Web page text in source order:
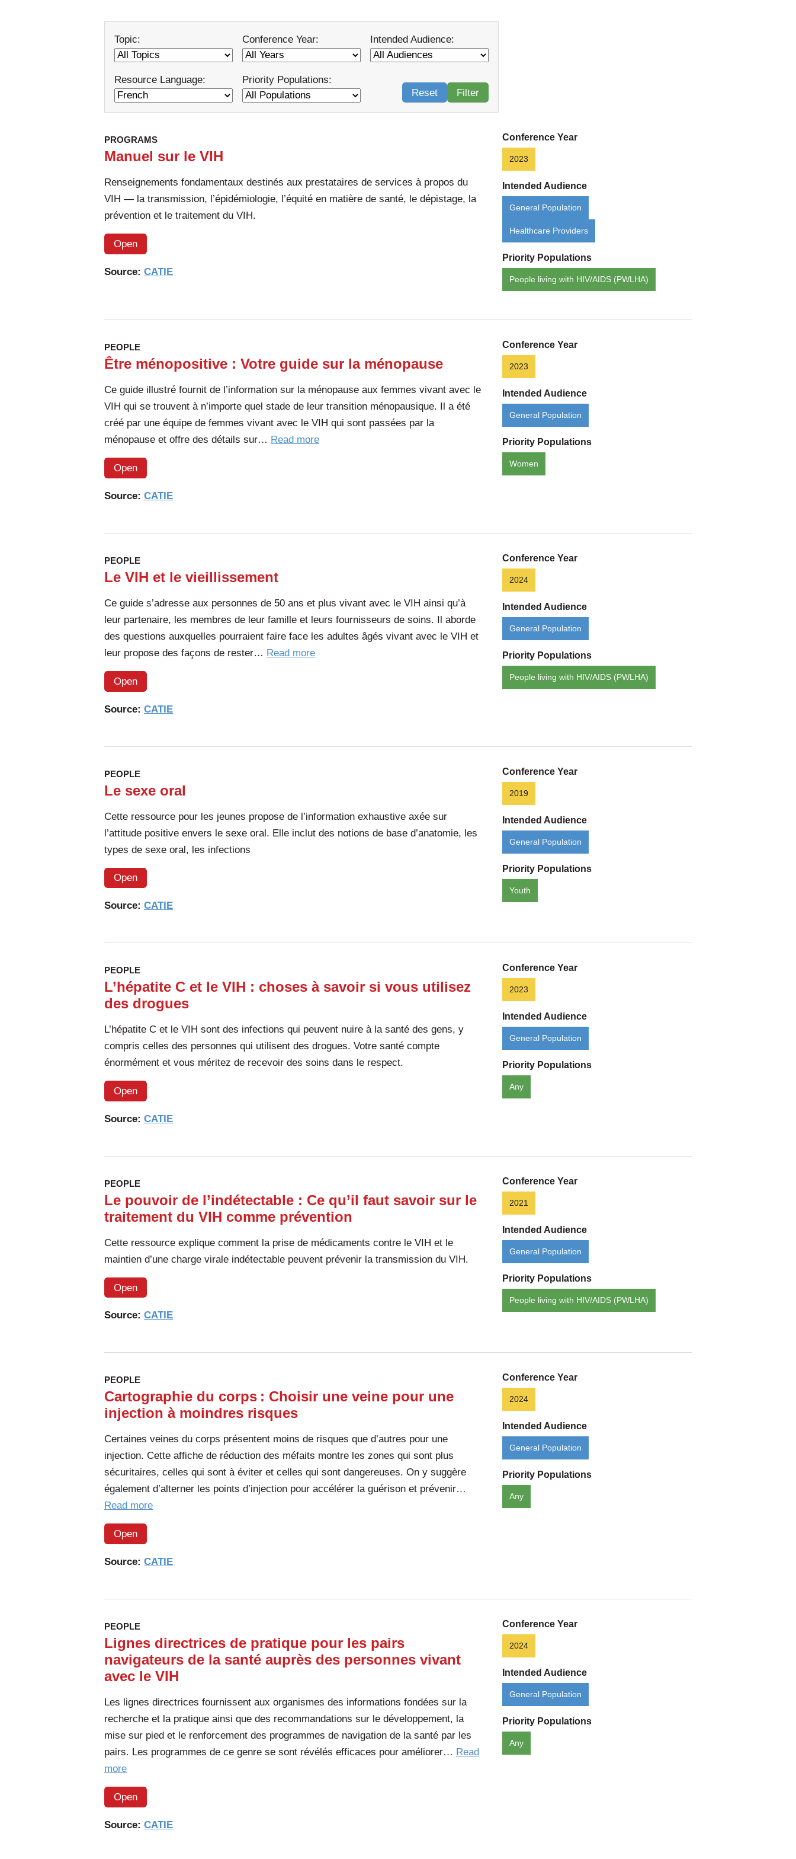
Topic: Conference Year: Intended Audience:
Resource Language:
Priority Populations:
Reset
Filter
PROGRAMS
Manuel sur le VIH
Renseignements fondamentaux destinés aux prestataires de services à propos du
VIH ― la transmission, l’épidémiologie, l’équité en matière de santé, le dépistage, la
prévention et le traitement du VIH.
Open
Source: CATIE
Conference Year
2023
Intended Audience
General Population
Healthcare Providers
Priority Populations
People living with HIV/AIDS (PWLHA)
PEOPLE
Être ménopositive : Votre guide sur la ménopause
Ce guide illustré fournit de l’information sur la ménopause aux femmes vivant avec le
VIH qui se trouvent à n’importe quel stade de leur transition ménopausique. Il a été
créé par une équipe de femmes vivant avec le VIH qui sont passées par la
ménopause et offre des détails sur… Read moreof
ménopause
Open
Source: CATIE
Conference Year
2023
Intended Audience
General Population
Priority Populations
Women
PEOPLE
Le VIH et le vieillissement
Ce guide s’adresse aux personnes de 50 ans et plus vivant avec le VIH ainsi qu’à
leur partenaire, les membres de leur famille et leurs fournisseurs de soins. Il aborde
des questions auxquelles pourraient faire face les adultes âgés vivant avec le VIH et
leur propose des façons de rester… Read moreof
Open
Source: CATIE
Conference Year
2024
Intended Audience
General Population
Priority Populations
People living with HIV/AIDS (PWLHA)
PEOPLE
Le sexe oral
Cette ressource pour les jeunes propose de l’information exhaustive axée sur
l’attitude positive envers le sexe oral. Elle inclut des notions de base d’anatomie, les
types de sexe oral, les infections
Open
Source: CATIE
Conference Year
2019
Intended Audience
General Population
Priority Populations
Youth
PEOPLE
L’hépatite C et le VIH : choses à savoir si vous utilisez
des drogues
L’hépatite C et le VIH sont des infections qui peuvent nuire à la santé des gens, y
compris celles des personnes qui utilisent des drogues. Votre santé compte
énormément et vous méritez de recevoir des soins dans le respect.
Open
Source: CATIE
Conference Year
2023
Intended Audience
General Population
Priority Populations
Any
PEOPLE
Le pouvoir de l’indétectable : Ce qu’il faut savoir sur le
traitement du VIH comme prévention
Cette ressource explique comment la prise de médicaments contre le VIH et le
maintien d’une charge virale indétectable peuvent prévenir la transmission du VIH.
Open
Source: CATIE
Conference Year
2021
Intended Audience
General Population
Priority Populations
People living with HIV/AIDS (PWLHA)
PEOPLE
Cartographie du corps : Choisir une veine pour une
injection à moindres risques
Certaines veines du corps présentent moins de risques que d’autres pour une
injection. Cette affiche de réduction des méfaits montre les zones qui sont plus
sécuritaires, celles qui sont à éviter et celles qui sont dangereuses. On y suggère
également d’alterner les points d’injection pour accélérer la guérison et prévenir…
Read moreof
veine
pour
une
à
moindres
risques
Open
Source: CATIE
Conference Year
2024
Intended Audience
General Population
Priority Populations
Any
PEOPLE
Lignes directrices de pratique pour les pairs
navigateurs de la santé auprès des personnes vivant
avec le VIH
Les lignes directrices fournissent aux organismes des informations fondées sur la
recherche et la pratique ainsi que des recommandations sur le développement, la
mise sur pied et le renforcement des programmes de navigation de la santé par les
pairs. Les programmes de ce genre se sont révélés efficaces pour améliorer… Read
moreof
the
article:
Open
Source: CATIE
Conference Year
2024
Intended Audience
General Population
Priority Populations
Any